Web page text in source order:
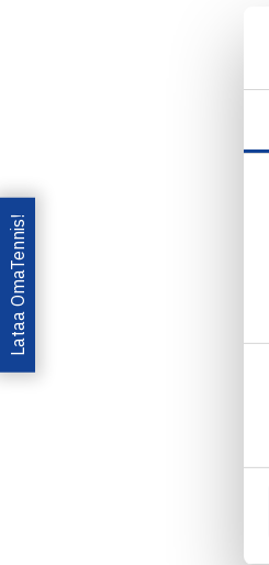
Lataa OmaTennis!